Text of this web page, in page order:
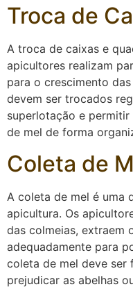
Troca de
A troca de caixas e
apicultores realizam
para o crescimento
devem ser trocados
superlotação e
de mel de forma
Coleta de
A coleta de mel é uma
apicultura. Os
das colmeias, extraem
adequadamente para
coleta de mel deve ser
prejudicar as abelhas